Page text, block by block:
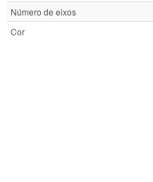
Número de eixos
Cor